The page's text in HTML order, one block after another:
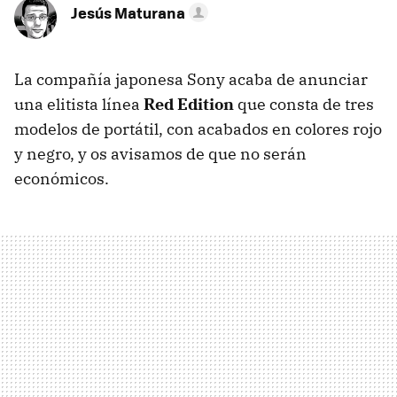
Jesús Maturana
La compañía japonesa Sony acaba de anunciar
una elitista línea Red Edition que consta de tres
modelos de portátil, con acabados en colores rojo
y negro, y os avisamos de que no serán
económicos.